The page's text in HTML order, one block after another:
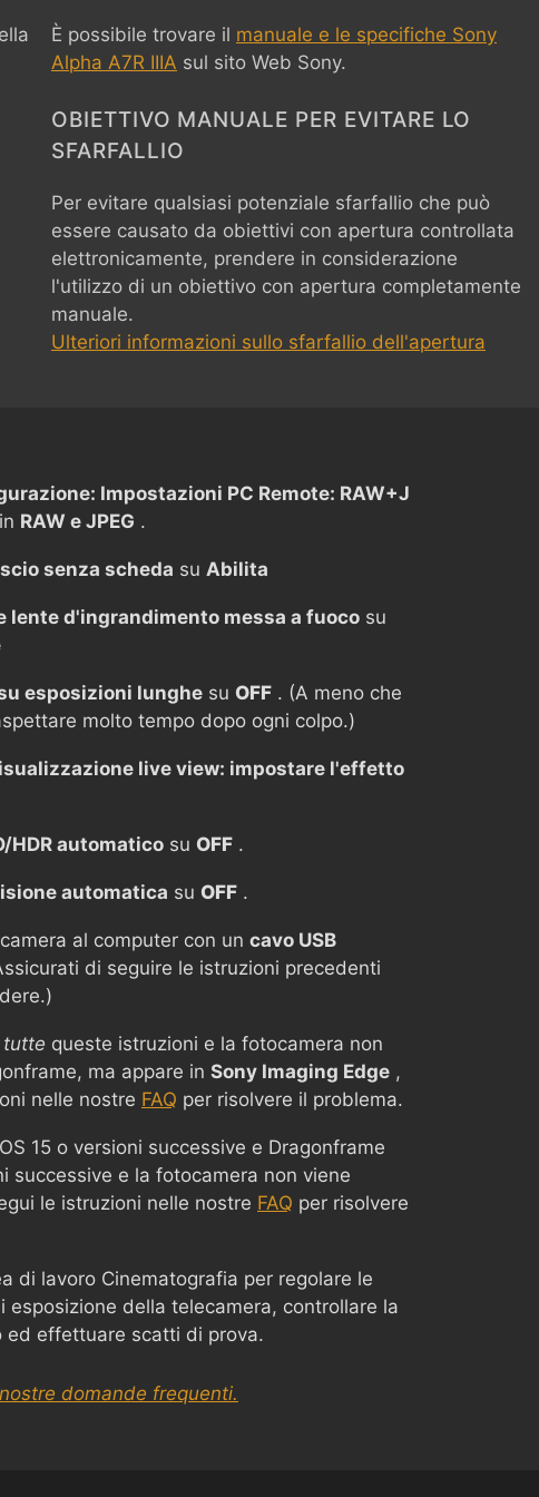
È possibile trovare il manuale e le specifiche Sony
Alpha A7R IIIA sul sito Web Sony.
OBIETTIVO MANUALE PER EVITARE LO
SFARFALLIO
Per evitare qualsiasi potenziale sfarfallio che può
essere causato da obiettivi con apertura controllata
elettronicamente, prendere in considerazione
l'utilizzo di un obiettivo con apertura completamente
manuale.
Ulteriori informazioni sullo sfarfallio dell'apertura
Impostazioni PC Remote: RAW+J
in RAW e JPEG .
senza scheda su Abilita
lente d'ingrandimento messa a fuoco su
esposizioni lunghe su OFF . (A meno che
molto tempo dopo ogni colpo.)
live view: impostare l'effetto
HDR automatico su OFF .
automatica su OFF .
al computer con un cavo USB
di seguire le istruzioni precedenti
tutte queste istruzioni e la fotocamera non
ma appare in Sony Imaging Edge ,
nelle nostre FAQ per risolvere il problema.
15 o versioni successive e Dragonframe
successive e la fotocamera non viene
le istruzioni nelle nostre FAQ per risolvere
di lavoro Cinematografia per regolare le
esposizione della telecamera, controllare la
ed effettuare scatti di prova.
domande frequenti.